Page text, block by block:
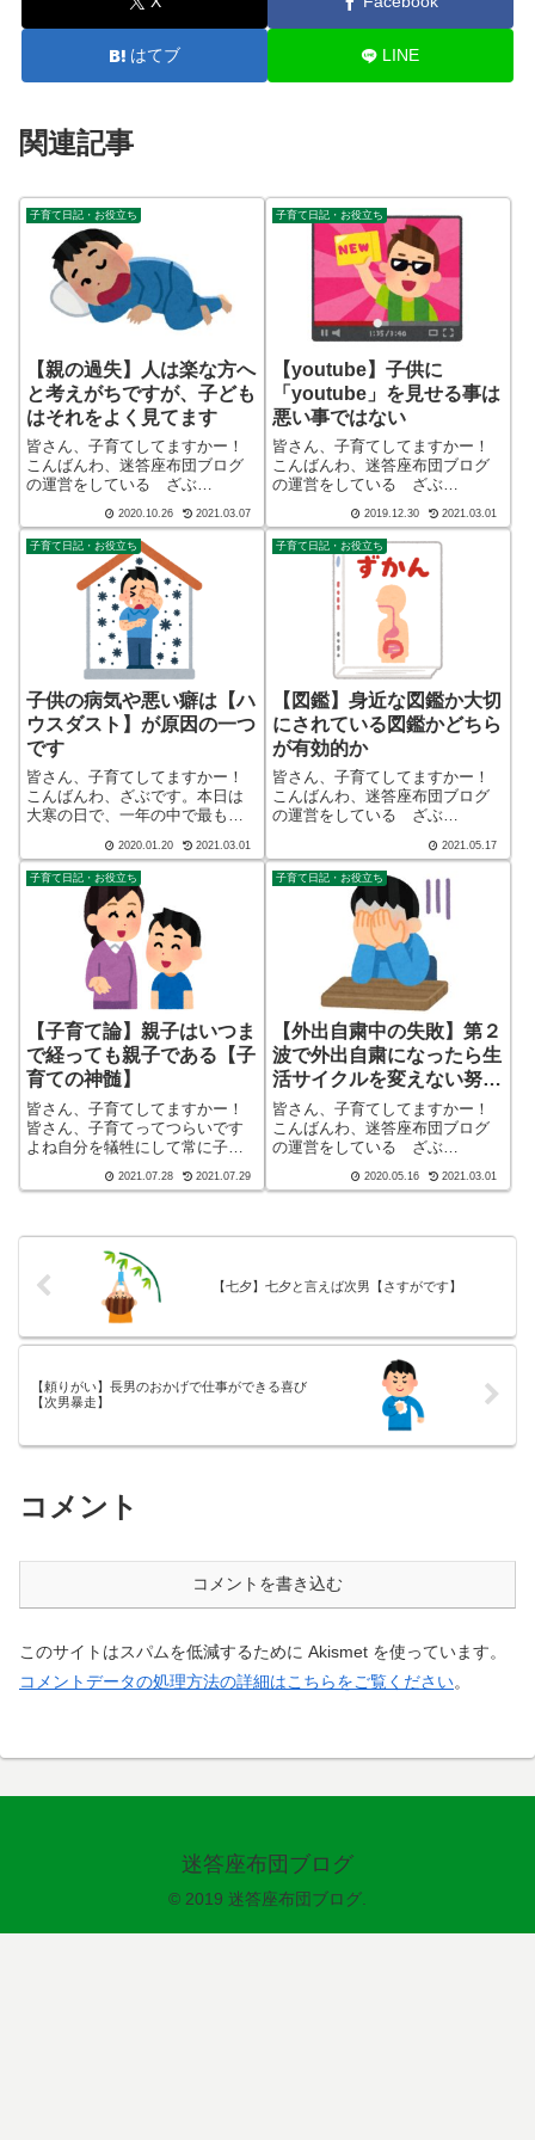
はてブ LINE
関連記事
子育て日記・お役立ち
【親の過失】人は楽な方へ
と考えがちですが、子ども
はそれをよく見てます
皆さん、子育てしてますかー！
こんばんわ、迷答座布団ブログ
の運営をしている ざぶ
は40代でひとり親（シンパパ）
になり、手探り状態のほぼワン
オペで2人の子育てを行っており
ます。※詳しくはプロフィー
2020.10.26 2021.03.07
子育て日記・お役立ち
【youtube】子供に
「youtube」を見せる事は
悪い事ではない
皆さん、子育てしてますかー！
こんばんわ、迷答座布団ブログ
の運営をしている ざぶ
は40代でひとり親（シンパパ）
になり、手探り状態のほぼワン
オペで2人の子育てを行っており
ます。※詳しくはプロフィー
2019.12.30 2021.03.01
子育て日記・お役立ち
子供の病気や悪い癖は【ハ
ウスダスト】が原因の一つ
です
皆さん、子育てしてますかー！
こんばんわ、ざぶです。本日は
大寒の日で、一年の中で最も寒
し、最近ではない以上に寒さを
感じない日だったと思います。
保育園から帰ってきた子供たち
は、ジャンバーと保育園の制服
を脱いでリビング...
2020.01.20 2021.03.01
子育て日記・お役立ち
【図鑑】身近な図鑑か大切
にされている図鑑かどちら
が有効的か
皆さん、子育てしてますかー！
こんばんわ、迷答座布団ブログ
の運営をしている ざぶ
は40代でひとり親（シンパパ）
になり、手探り状態のほぼワン
オペで2人の子育てを行っており
ます。※詳しくはプロフィー
2021.05.17
子育て日記・お役立ち
【子育て論】親子はいつま
で経っても親子である【子
育ての神髄】
皆さん、子育てしてますかー！
皆さん、子育てってつらいです
よね自分を犠牲にして常に子供
子供の将来を考えると親である
こんばんわ、迷答座布団ブログ
の運営をしている...
2021.07.28 2021.07.29
子育て日記・お役立ち
【外出自粛中の失敗】第２
波で外出自粛になったら生
活サイクルを変えない努力
が必要
皆さん、子育てしてますかー！
こんばんわ、迷答座布団ブログ
の運営をしている ざぶ
は40代でひとり親（シンパパ）
ます。※詳しくはプロフィー
2020.05.16 2021.03.01
【七夕】七夕と言えば次男【さすがです】
【頼りがい】長男のおかげで仕事ができる喜び
【次男暴走】
コメント
コメントを書き込む
このサイトはスパムを低減するために Akismet を使っています。
コメントデータの処理方法の詳細はこちらをご覧ください。
迷答座布団ブログ
© 2019 迷答座布団ブログ.